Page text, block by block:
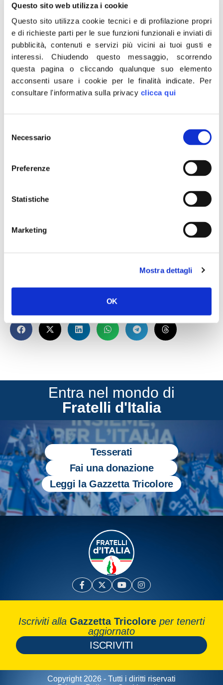
Questo sito web utilizza i cookie
Questo sito utilizza cookie tecnici e di profilazione propri
e di richieste parti per le sue funzioni funzionali e inviati di
pubblicità, contenuti e servizi più vicini ai tuoi gusti e
interessi.Chiudendo questo messaggio, scorrendo
questa pagina o cliccando qualunque suo elemento
acconsenti usare i cookie per le finalità indicate. Per
consultare l'informativa sulla privacy clicca qui
delNecessario
Preferenze
Statistiche
Marketing
Mostra dettagli
OK
lasciare l’isola e perdersi in Italia
nell’anonimato. Prosegue il capogruppo di
Fratelli d’Italia in Commissione Difesa.
“È certo, da tempo, che tra questi rientrano
anche persone già colpite da decreti
d’espulsione e con alle spalle reati vari.
Abbiamo chiesto in tutti modi il blocco
ma continuano a sostenere che non si
possa attuare perché é considerato, in gergo
militare, atto ostile verso i paesi di
provenienza. ” Afferma Deidda.
CHIEDERO’ LA SETTIMANA PROSSIMA
CONTROLLARE LA TRATTA TRA
NAZIONALE E ORDINE
Pubblico. Conclude il deputato.
Entra nel mondo di
Fratelli d'Italia
Tesserati
Fai una donazione
Leggi la Gazzetta Tricolore
Iscriviti alla Gazzetta Tricolore per tenerti
aggiornato
ISCRIVITI
Copyright 2026 - Tutti i diritti riservati